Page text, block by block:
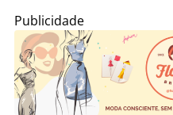
Publicidade